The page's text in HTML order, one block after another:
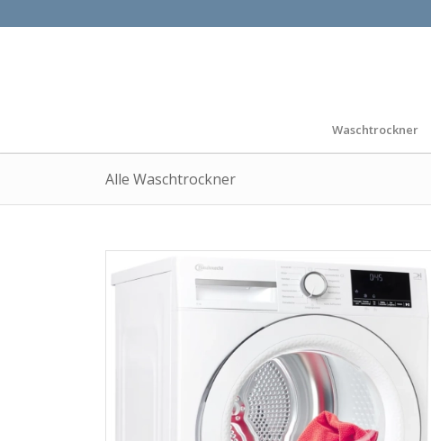
Waschtrockner
Alle Waschtrockner